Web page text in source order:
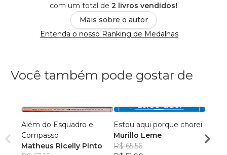
com um total de 2 livros vendidos!
Mais sobre o autor
Entenda o nosso Ranking de Medalhas
Você também pode gostar de
Além do Esquadro e
Compasso
Matheus Ricelly Pinto
Estou aqui porque chorei
Murillo Leme
R$ 65,56
dos
R$